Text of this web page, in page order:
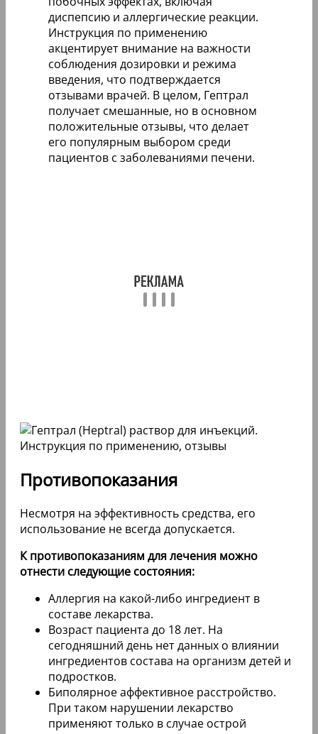
диспепсию и аллергические реакции.
Инструкция по применению
акцентирует внимание на важности
соблюдения дозировки и режима
введения, что подтверждается
отзывами врачей. В целом, Гептрал
получает смешанные, но в основном
положительные отзывы, что делает
его популярным выбором среди
пациентов с заболеваниями печени.
Противопоказания
Несмотря на эффективность средства, его
использование не всегда допускается.
К противопоказаниям для лечения можно
отнести следующие состояния:
Аллергия на какой-либо ингредиент в
составе лекарства.
Возраст пациента до 18 лет. На
сегодняшний день нет данных о влиянии
ингредиентов состава на организм детей и
подростков.
Биполярное аффективное расстройство.
При таком нарушении лекарство
применяют только в случае острой